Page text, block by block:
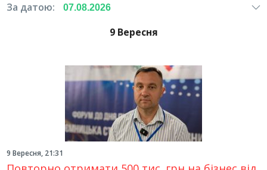
За датою:
9 Вересня
9 Вересня, 21:31